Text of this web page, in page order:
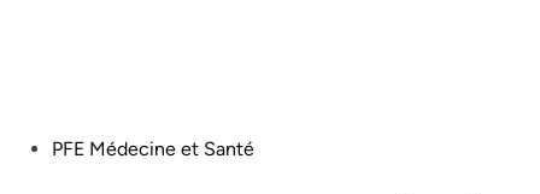
PostedPFE Médecine et Santé